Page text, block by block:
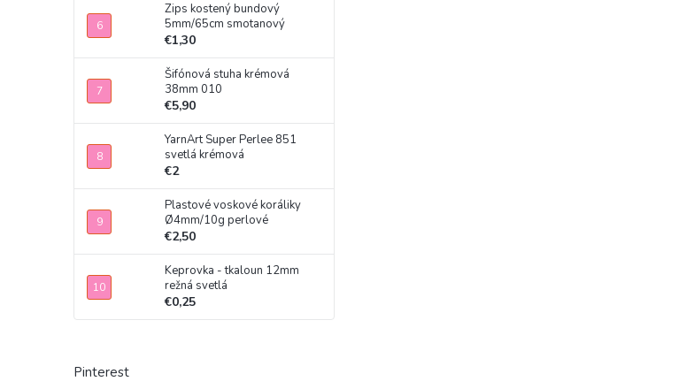
Zips kostený bundový
5mm/65cm smotanový
€1,30
Šifónová stuha krémová
38mm 010
€5,90
YarnArt Super Perlee 851
svetlá krémová
€2
Plastové voskové koráliky
Ø4mm/10g perlové
€2,50
Keprovka - tkaloun 12mm
režná svetlá
€0,25
Pinterest